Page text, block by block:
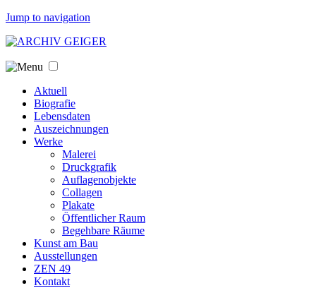
Jump to navigation
Aktuell
Biografie
Lebensdaten
Auszeichnungen
Werke
Malerei
Druckgrafik
Auflagenobjekte
Collagen
Plakate
Öffentlicher Raum
Begehbare Räume
Kunst am Bau
Ausstellungen
ZEN 49
Kontakt